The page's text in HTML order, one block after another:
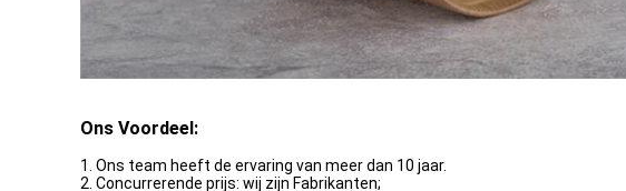
Ons Voordeel:
1. Ons team heeft de ervaring van meer dan 10 jaar.
2. Concurrerende prijs: wij zijn Fabrikanten;